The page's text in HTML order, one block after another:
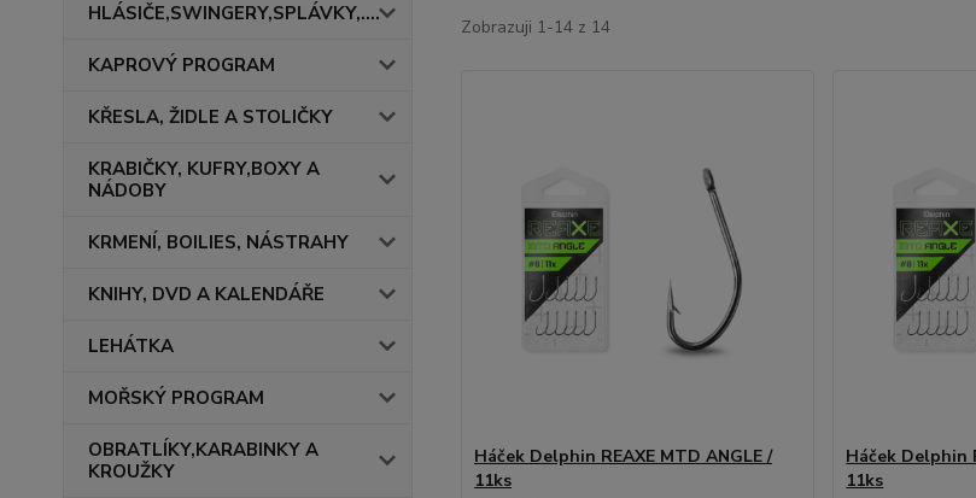
HLÁSIČE,SWINGERY,SPLÁVKY,....
KAPROVÝ PROGRAM
KŘESLA, ŽIDLE A STOLIČKY
KRABIČKY, KUFRY,BOXY A
NÁDOBY
KRMENÍ, BOILIES, NÁSTRAHY
KNIHY, DVD A KALENDÁŘE
LEHÁTKA
MOŘSKÝ PROGRAM
OBRATLÍKY,KARABINKY A
KROUŽKY
Zobrazuji 1-14 z 14
Háček Delphin REAXE MTD ANGLE /
11ks
Háček Delphin
11ks